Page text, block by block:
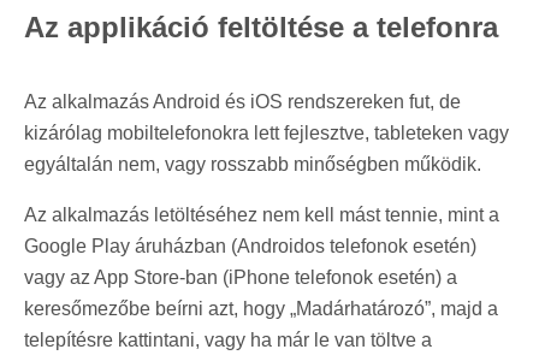
Az applikáció feltöltése a telefonra
Az alkalmazás Android és iOS rendszereken fut, de
kizárólag mobiltelefonokra lett fejlesztve, tableteken vagy
egyáltalán nem, vagy rosszabb minőségben működik.
Az alkalmazás letöltéséhez nem kell mást tennie, mint a
Google Play áruházban (Androidos telefonok esetén)
vagy az App Store-ban (iPhone telefonok esetén) a
keresőmezőbe beírni azt, hogy „Madárhatározó”, majd a
telepítésre kattintani, vagy ha már le van töltve a